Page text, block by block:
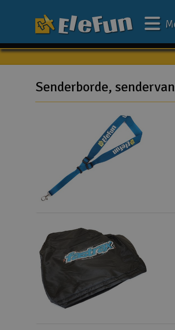
Outlet
Mine favoritter
Batteri & ladere
Biler
Droner til FPV
Fly
Kameraudstyr
Senderborde,